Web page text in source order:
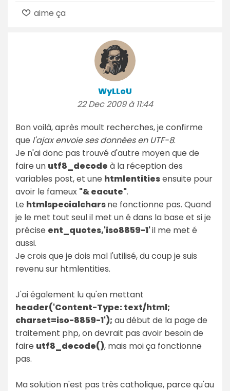
aime ça
WyLLoU
22 Dec 2009 à 11:44
Bon voilà, après moult recherches, je confirme
que l'ajax envoie ses données en UTF-8.
Je n'ai donc pas trouvé d'autre moyen que de
faire un utf8_decode à la réception des
variables post, et une htmlentitiesensuite pour
avoir le fameux "& eacute".
Le htmlspecialcharsne fonctionne pas. Quand
je le met tout seul il met un é dans la base et si je
précise ent_quotes,'iso8859-1'il me met é
aussi.
Je crois que je dois mal l'utilisé, du coup je suis
revenu sur htmlentities.
J'ai également lu qu'en mettant
header('Content-Type: text/html;
charset=iso-8859-1');au début de la page de
traitement php, on devrait pas avoir besoin de
faire utf8_decode(), mais moi ça fonctionne
pas.
Ma solution n'est pas très catholique, parce qu'au